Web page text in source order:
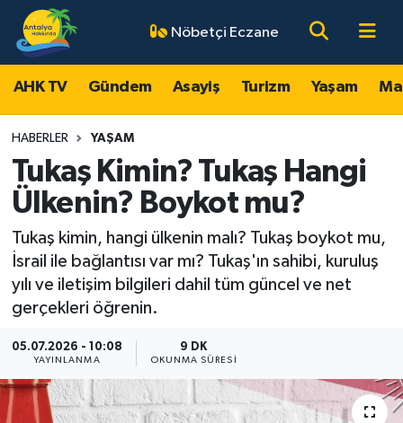
Nöbetçi Eczane
AHK TV Gündem Asayiş Turizm Yaşam
HABERLER YAŞAM
Tukaş Kimin? Tukaş Hangi
Ülkenin? Boykot mu?
Tukaş kimin, hangi ülkenin malı? Tukaş boykot mu,
İsrail ile bağlantısı var mı? Tukaş'ın sahibi, kuruluş
yılı ve iletişim bilgileri dahil tüm güncel ve net
gerçekleri öğrenin.
05.07.2026 - 10:08
YAYINLANMA
9 DK
OKUNMA SÜRESI
AHK TV
Gündem
Asayiş
Turizm
Yaşam
Magazin
Ekonomi
Spor
Antalya Nöbetçi Eczaneler
Antalya Hava Durumu
Antalya Namaz Vakitleri
Antalya Trafik Yoğunluk Haritası
Süper Lig Puan Durumu ve Fikstür
Tüm Manşetler
Son Dakika Haberleri
Haber Arşivi